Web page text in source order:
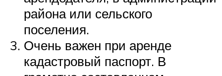
района или сельского
поселения.
Очень важен при аренде
кадастровый паспорт. В